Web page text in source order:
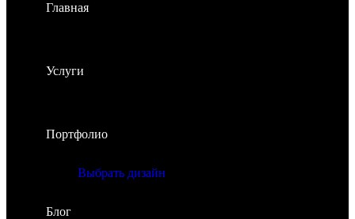
Главная
Услуги
Портфолио
Выбрать дизайн
Блог